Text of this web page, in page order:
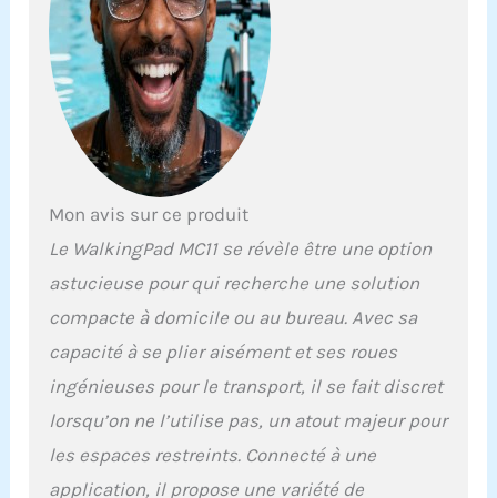
une solution d'économie
d'espace qui permet de
gagner jusqu'à 90 %
d'espace de stockage par
rapport aux tapis course
traditionnels. Tapis de
Marche Amélioré - Doté
d'aluminium amélioré, le
MC11 assure durabilité et
stabilité. Nous avons
moteur tout en réduisant
au minimum les niveaux
ainsi qu'il n'importunera
ni votre foyer ni vos
voisins du dessous.
Fonctionnant en douceur
sur des plages de vitesse
Mon avis sur ce produit
Le WalkingPad MC11 se révèle être une option
astucieuse pour qui recherche une solution
compacte à domicile ou au bureau. Avec sa
capacité à se plier aisément et ses roues
ingénieuses pour le transport, il se fait discret
lorsqu’on ne l’utilise pas, un atout majeur pour
les espaces restreints. Connecté à une
application, il propose une variété de